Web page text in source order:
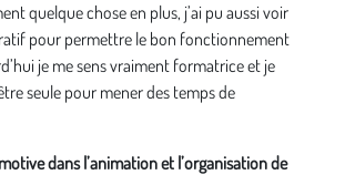
quelque chose en plus, j’ai pu aussi voir
pour permettre le bon fonctionnement
je me sens vraiment formatrice et je
seule pour mener des temps de
dans l’animation et l’organisation de